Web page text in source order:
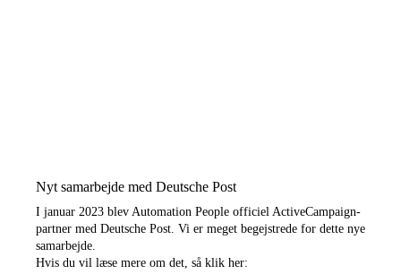
Nyt samarbejde med Deutsche Post
I januar 2023 blev Automation People officiel ActiveCampaign-
partner med Deutsche Post. Vi er meget begejstrede for dette nye
samarbejde.
Hvis du vil læse mere om det, så klik her: